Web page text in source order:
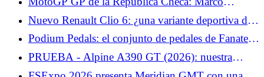
Bezzecchi quiere revancha en Brno tras su caída en
Hungría
Nuevo Renault Clio 6: ¿una variante deportiva de
200 CV en preparación?
Podium Pedals: el conjunto de pedales de Fanatec
llega en unos días.
PRUEBA - Alpine A390 GT (2026): nuestra
opinión sobre... Prueba del miércoles 3 de junio de